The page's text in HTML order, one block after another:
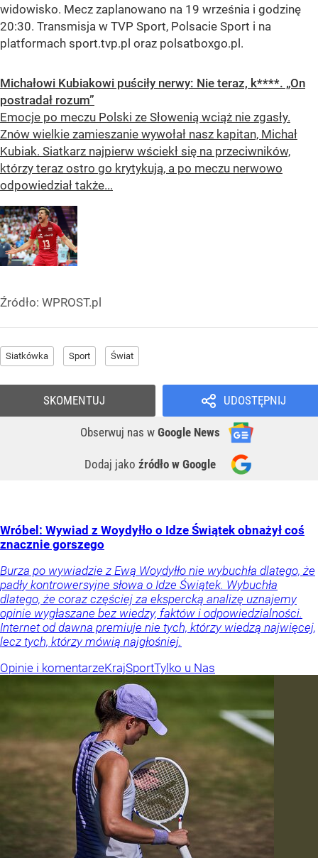
widowisko. Mecz zaplanowano na 19 września i godzinę
20:30. Transmisja w TVP Sport, Polsacie Sport i na
platformach sport.tvp.pl oraz polsatboxgo.pl.
Michałowi Kubiakowi puściły nerwy: Nie teraz, k****. „On
postradał rozum”
Emocje po meczu Polski ze Słowenią wciąż nie zgasły.
Znów wielkie zamieszanie wywołał nasz kapitan, Michał
Kubiak. Siatkarz najpierw wściekł się na przeciwników,
którzy teraz ostro go krytykują, a po meczu nerwowo
odpowiedział także...
Źródło: WPROST.pl
Siatkówka Sport Świat
UDOSTĘPNIJ
Obserwuj nas w Google News
Dodaj jako źródło w Google
SKOMENTUJ
Wróbel: Wywiad z Woydyłło o Idze Świątek obnażył coś
znacznie gorszego
Burza po wywiadzie z Ewą Woydyłło nie wybuchła dlatego, że
padły kontrowersyjne słowa o Idze Świątek. Wybuchła
dlatego, że coraz częściej za ekspercką analizę uznajemy
opinie wygłaszane bez wiedzy, faktów i odpowiedzialności.
Internet od dawna premiuje nie tych, którzy wiedzą najwięcej,
lecz tych, którzy mówią najgłośniej.
Opinie i komentarzeKrajSportTylko u Nas